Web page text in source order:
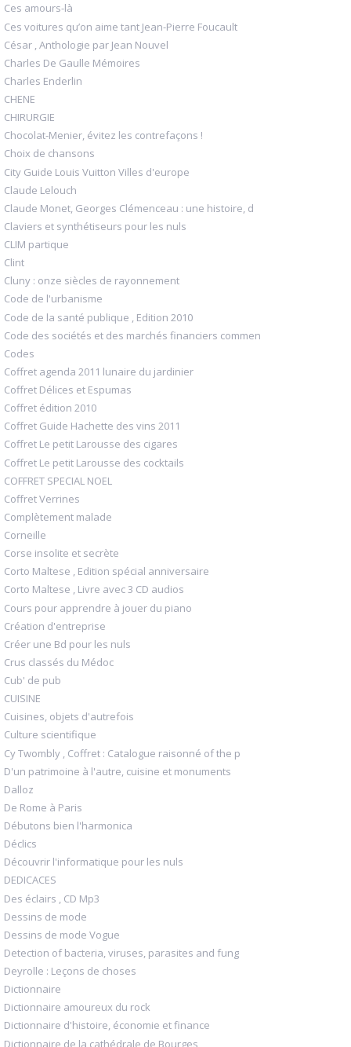
Ces amours-là
Ces voitures qu’on aime tant Jean-Pierre Foucault
César , Anthologie par Jean Nouvel
Charles De Gaulle Mémoires
Charles Enderlin
CHENE
CHIRURGIE
Chocolat-Menier, évitez les contrefaçons !
Choix de chansons
City Guide Louis Vuitton Villes d'europe
Claude Lelouch
Claude Monet, Georges Clémenceau : une histoire, d
Claviers et synthétiseurs pour les nuls
CLIM partique
Clint
Cluny : onze siècles de rayonnement
Code de l'urbanisme
Code de la santé publique , Edition 2010
Code des sociétés et des marchés financiers commen
Codes
Coffret agenda 2011 lunaire du jardinier
Coffret Délices et Espumas
Coffret édition 2010
Coffret Guide Hachette des vins 2011
Coffret Le petit Larousse des cigares
Coffret Le petit Larousse des cocktails
COFFRET SPECIAL NOEL
Coffret Verrines
Complètement malade
Corneille
Corse insolite et secrète
Corto Maltese , Edition spécial anniversaire
Corto Maltese , Livre avec 3 CD audios
Cours pour apprendre à jouer du piano
Création d'entreprise
Créer une Bd pour les nuls
Crus classés du Médoc
Cub' de pub
CUISINE
Cuisines, objets d'autrefois
Culture scientifique
Cy Twombly , Coffret : Catalogue raisonné of the p
D'un patrimoine à l'autre, cuisine et monuments
Dalloz
De Rome à Paris
Débutons bien l'harmonica
Déclics
Découvrir l'informatique pour les nuls
DEDICACES
Des éclairs , CD Mp3
Dessins de mode
Dessins de mode Vogue
Detection of bacteria, viruses, parasites and fung
Deyrolle : Leçons de choses
Dictionnaire
Dictionnaire amoureux du rock
Dictionnaire d'histoire, économie et finance
Dictionnaire de la cathédrale de Bourges